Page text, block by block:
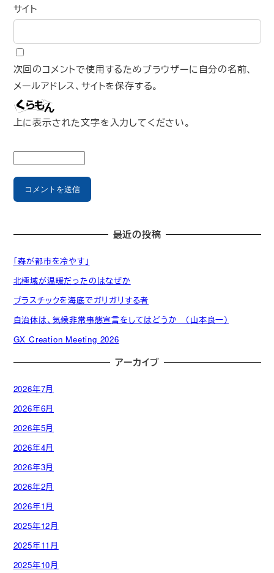
サイト
次回のコメントで使用するためブラウザーに自分の名前、
メールアドレス、サイトを保存する。
上に表示された文字を入力してください。
最近の投稿
「森が都市を冷やす」
北極域が温暖だったのはなぜか
プラスチックを海底でガリガリする者
自治体は、気候非常事態宣言をしてはどうか （山本良一）
GX Creation Meeting 2026
アーカイブ
2026年7月
2026年6月
2026年5月
2026年4月
2026年3月
2026年2月
2026年1月
2025年12月
2025年11月
2025年10月